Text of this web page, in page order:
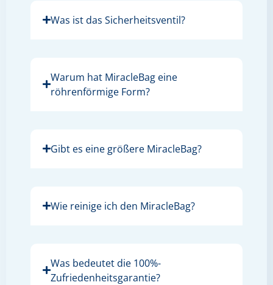
Was ist das Sicherheitsventil?
Warum hat MiracleBag eine
röhrenförmige Form?
Gibt es eine größere MiracleBag?
Wie reinige ich den MiracleBag?
Was bedeutet die 100%-
Zufriedenheitsgarantie?